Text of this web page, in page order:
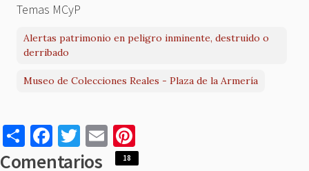
Temas MCyP
Alertas patrimonio en peligro inminente, destruido o
derribado
Museo de Colecciones Reales - Plaza de la Armería
S
h
F
a
T
w
E
m nt
Comentarios 18